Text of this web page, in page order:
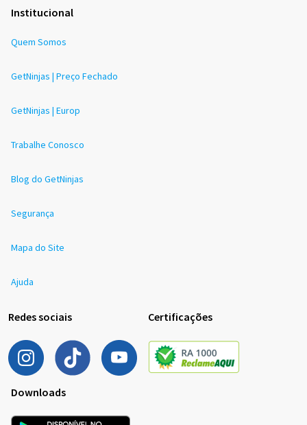
Institucional
Quem Somos
GetNinjas | Preço Fechado
GetNinjas | Europ
Trabalhe Conosco
Blog do GetNinjas
Segurança
Mapa do Site
Ajuda
Redes sociais Certificações
Downloads